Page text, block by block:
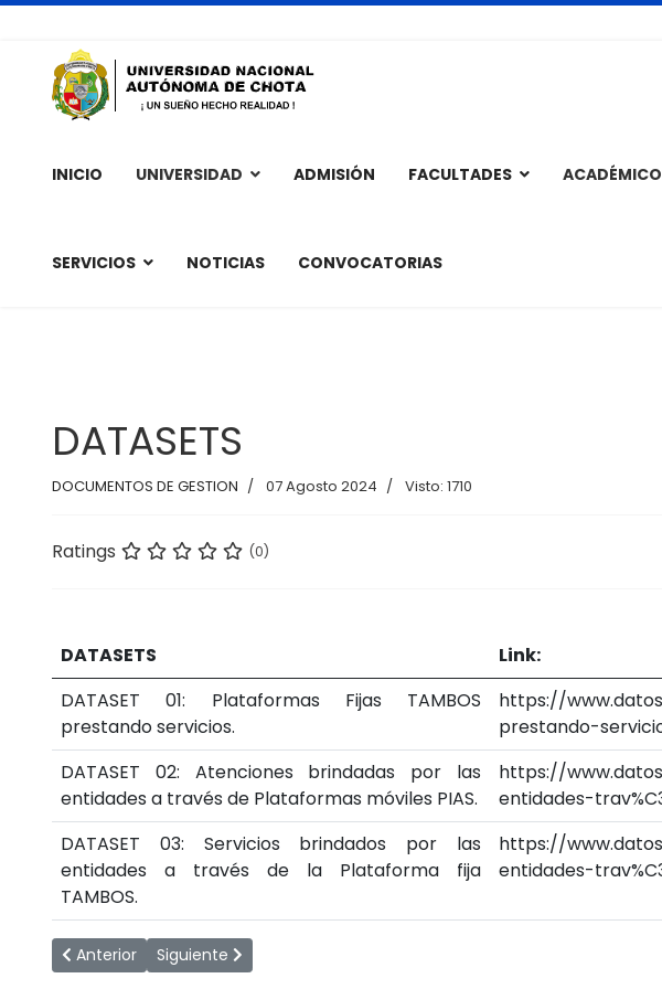
INICIO UNIVERSIDAD ADMISIÓN FACULTADES ACADÉMICO
SERVICIOS NOTICIAS CONVOCATORIAS
DATASETS
DOCUMENTOS DE GESTION 07 Agosto 2024 Visto: 1710
Ratings (0)
DATASETS
Link:
DATASET 01: Plataformas Fijas TAMBOS
prestando servicios.
https://
prestando-
DATASET 02: Atenciones brindadas por las
entidades a través de Plataformas móviles PIAS.
https://
entidades-
DATASET 03: Servicios brindados por las
entidades a través de la Plataforma fija
TAMBOS.
https://
entidades-
Artículo anterior: GESTIÓN DE LA CALIDAD
Anterior Artículo siguiente: RED REGIONAL DE UNIVERSIDADES PROMOTORAS
Siguiente